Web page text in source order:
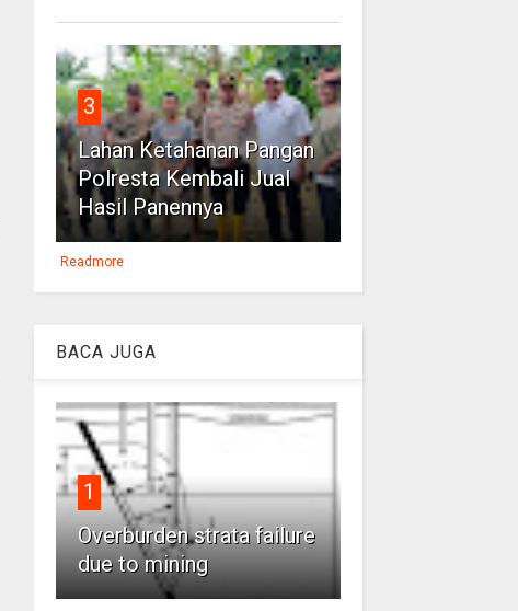
3
Lahan Ketahanan Pangan
Polresta Kembali Jual
Hasil Panennya
Readmore
BACA JUGA
1
Overburden strata failure
due to mining